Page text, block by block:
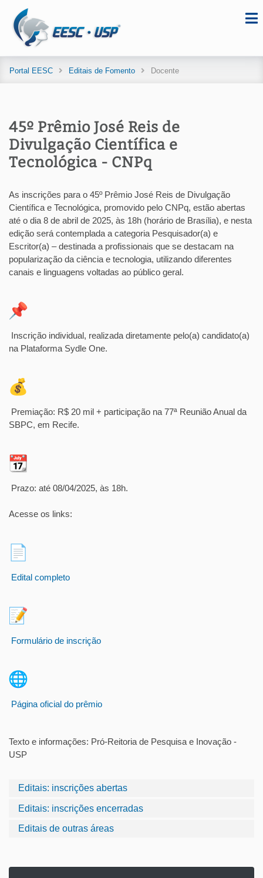
Portal EESC Editais de Fomento Docente
Editais: inscrições abertas
Editais: inscrições encerradas
Editais de outras áreas
45º Prêmio José Reis de
Divulgação Científica e
Tecnológica - CNPq
As inscrições para o 45º Prêmio José Reis de Divulgação
Científica e Tecnológica, promovido pelo CNPq, estão abertas
até o dia 8 de abril de 2025, às 18h (horário de Brasília), e nesta
edição será contemplada a categoria Pesquisador(a) e
Escritor(a) – destinada a profissionais que se destacam na
popularização da ciência e tecnologia, utilizando diferentes
canais e linguagens voltadas ao público geral.
Inscrição individual, realizada diretamente pelo(a) candidato(a)
na Plataforma Sydle One.
Premiação: R$ 20 mil + participação na 77ª Reunião Anual da
SBPC, em Recife.
Prazo: até 08/04/2025, às 18h.
Acesse os links:
Edital completo
Formulário de inscrição
Página oficial do prêmio
Texto e informações: Pró-Reitoria de Pesquisa e Inovação -
USP